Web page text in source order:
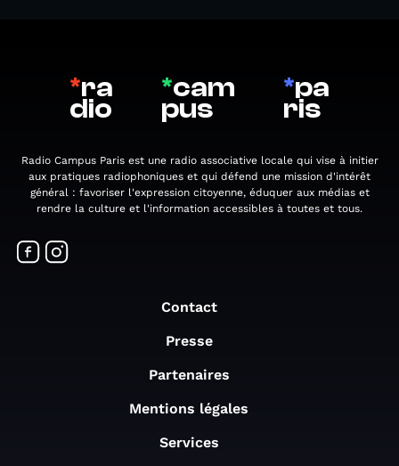
*ra
dio
*cam
pus
*pa
ris
Radio Campus Paris est une radio associative locale qui vise à initier
aux pratiques radiophoniques et qui défend une mission d'intérêt
général : favoriser l'expression citoyenne, éduquer aux médias et
rendre la culture et l'information accessibles à toutes et tous.
Contact
Presse
Partenaires
Mentions légales
Services